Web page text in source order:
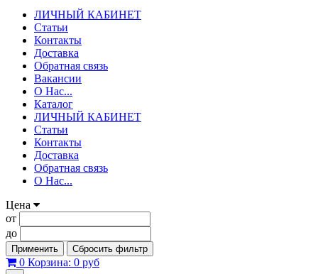
ЛИЧНЫЙ КАБИНЕТ
Статьи
Контакты
Доставка
Обратная связь
Вакансии
О Нас...
Каталог
ЛИЧНЫЙ КАБИНЕТ
Статьи
Контакты
Доставка
Обратная связь
О Нас...
Цена
от
до
Применить Сбросить фильтр
0 Корзина: 0 руб